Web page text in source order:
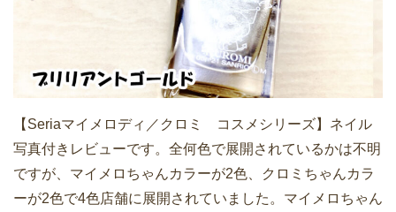
【Seriaマイメロディ／クロミ コスメシリーズ】ネイル
写真付きレビューです。全何色で展開されているかは不明
ですが、マイメロちゃんカラーが2色、クロミちゃんカラ
ーが2色で4色店舗に展開されていました。マイメロちゃん